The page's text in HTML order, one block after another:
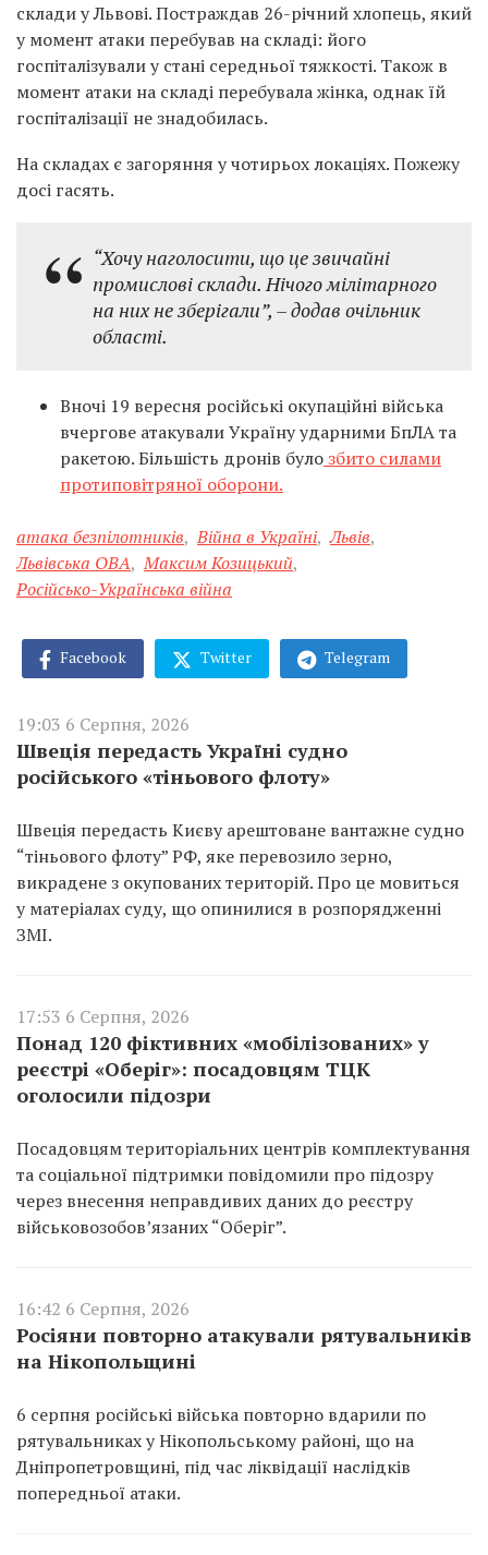
склади у Львові. Постраждав 26-річний хлопець, який
у момент атаки перебував на складі: його
госпіталізували у стані середньої тяжкості. Також в
момент атаки на складі перебувала жінка, однак їй
госпіталізації не знадобилась.
На складах є загоряння у чотирьох локаціях. Пожежу
досі гасять.
“Хочу наголосити, що це звичайні
промислові склади. Нічого мілітарного
на них не зберігали”, – додав очільник
області.
Вночі 19 вересня російські окупаційні війська
вчергове атакували Україну ударними БпЛА та
ракетою. Більшість дронів булозбито силами
протиповітряної оборони.
атака безпілотників, Війна в Україні, Львів,
Львівська ОВА, Максим Козицький,
Російсько-Українська війна
Facebook Twitter Telegram
19:03 6 Серпня, 2026
Швеція передасть Україні судно
російського «тіньового флоту»
Швеція передасть Києву арештоване вантажне судно
“тіньового флоту” РФ, яке перевозило зерно,
викрадене з окупованих територій. Про це мовиться
у матеріалах суду, що опинилися в розпорядженні
ЗМІ.
17:53 6 Серпня, 2026
Понад 120 фіктивних «мобілізованих» у
реєстрі «Оберіг»: посадовцям ТЦК
оголосили підозри
Посадовцям територіальних центрів комплектування
та соціальної підтримки повідомили про підозру
через внесення неправдивих даних до реєстру
військовозобов’язаних “Оберіг”.
16:42 6 Серпня, 2026
Росіяни повторно атакували рятувальників
на Нікопольщині
6 серпня російські війська повторно вдарили по
рятувальниках у Нікопольському районі, що на
Дніпропетровщині, під час ліквідації наслідків
попередньої атаки.